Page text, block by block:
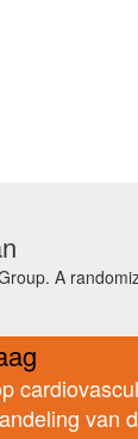
A
van